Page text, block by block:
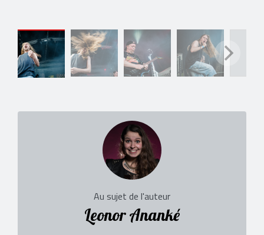
Au sujet de l'auteur
Leonor Ananké